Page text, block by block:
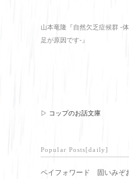
山本竜隆『自然欠乏症候群 -
足が原因です-』
▷ コップのお話文庫
Popular Posts[daily]
ペイフォワード 固いみぞ